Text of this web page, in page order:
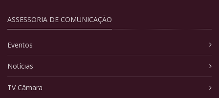
ASSESSORIA DE COMUNICAÇÃO
Eventos
Notícias
TV Câmara